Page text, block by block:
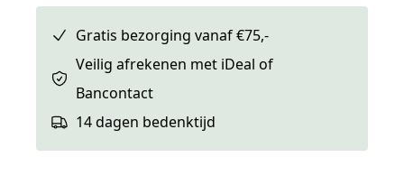
Gratis bezorging vanaf €75,-
Veilig afrekenen met iDeal of
Bancontact
14 dagen bedenktijd